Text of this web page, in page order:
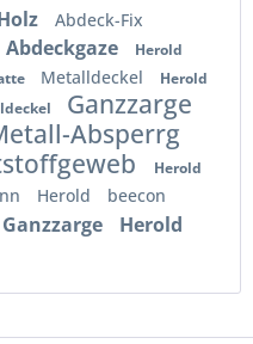
Abdeck-Fix
Abdeckgaze Herold
Metalldeckel
Herold
Ganzzarge
Absperrg
Herold
Herold beecon
Ganzzarge
Herold